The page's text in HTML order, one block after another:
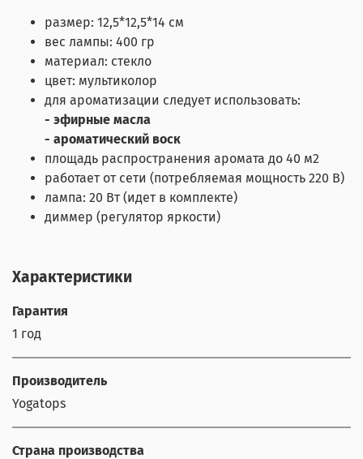
размер: 12,5*12,5*14 см
вес лампы: 400 гр
материал: стекло
цвет: мультиколор
для ароматизации следует использовать:
- эфирные масла
- ароматический воск
площадь распространения аромата до 40 м2
работает от сети (потребляемая мощность 220 В)
лампа: 20 Вт (идет в комплекте)
диммер (регулятор яркости)
Характеристики
Гарантия
1 год
Производитель
Yogatops
Страна производства